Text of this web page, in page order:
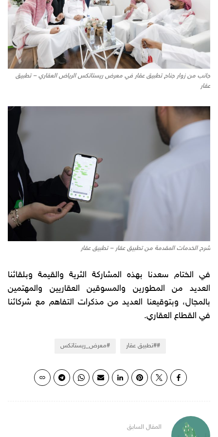
جانب من زوار جناح تطبيق عقار في معرض ريستاتكس الرياض العقاري – تطبيق
عقار
شرح الخدمات المقدمة من تطبيق عقار – تطبيق عقار
في الختام سعدنا بهذه المشاركة الثرية والقيمة وبلقائنا
العديد من المطورين والمسوقين العقاريين والمهتمين
بالمجال، وبتوقيعنا العديد من مذكرات التفاهم مع شركائنا
في القطاع العقاري.
#تطبيق عقار معرض_ريستاتكس